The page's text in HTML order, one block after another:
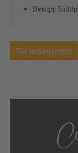
Design:
Till teckensnittet